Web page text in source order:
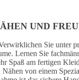
UND
Sie unter
Lernen Sie
Spaß am fertigen
von einem